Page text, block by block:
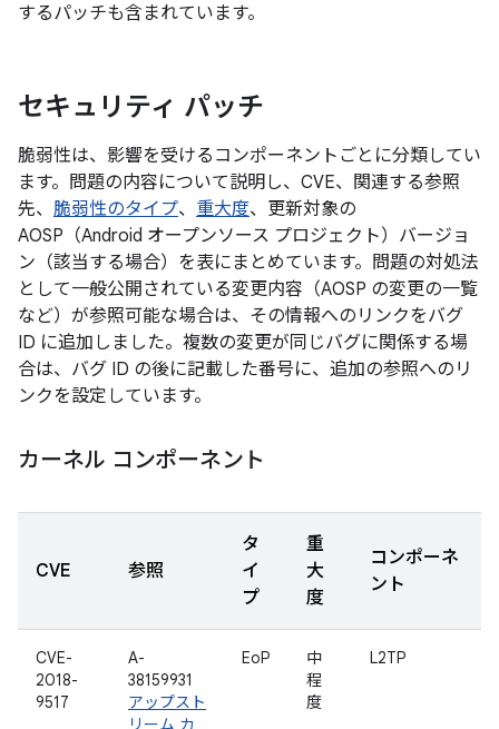
するパッチも含まれています。
セキュリティ パッチ
脆弱性は、影響を受けるコンポーネントごとに分類してい
ます。問題の内容について説明し、CVE、関連する参照
先、 脆弱性のタイプ、 重大度、更新対象の
AOSP（Android オープンソース プロジェクト）バージョ
ン（該当する場合）を表にまとめています。問題の対処法
として一般公開されている変更内容（AOSP の変更の一覧
など）が参照可能な場合は、その情報へのリンクをバグ
ID に追加しました。複数の変更が同じバグに関係する場
合は、バグ ID の後に記載した番号に、追加の参照へのリ
ンクを設定しています。
カーネル コンポーネント
CVE 参照
タ
イ
プ
重
大
度
コンポーネ
ント
CVE-
2018-
9517
A-
38159931
アップスト
リーム カ
EoP
中
程
度
L2TP